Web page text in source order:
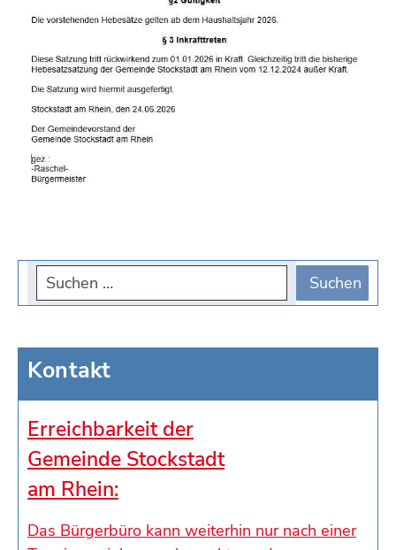
Kontakt
Erreichbarkeit der
Gemeinde Stockstadt
am Rhein:
Das Bürgerbüro kann weiterhin nur nach einer